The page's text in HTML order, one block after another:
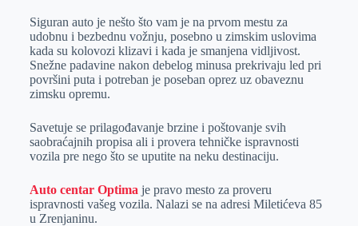
p
Siguran auto je nešto što vam je na prvom mestu za
udobnu i bezbednu vožnju, posebno u zimskim uslovima
kada su kolovozi klizavi i kada je smanjena vidljivost.
Snežne padavine nakon debelog minusa prekrivaju led pri
površini puta i potreban je poseban oprez uz obaveznu
zimsku opremu.
Savetuje se prilagođavanje brzine i poštovanje svih
saobraćajnih propisa ali i provera tehničke ispravnosti
vozila pre nego što se uputite na neku destinaciju.
Auto centar Optima je pravo mesto za proveru
ispravnosti vašeg vozila. Nalazi se na adresi Miletićeva 85
u Zrenjaninu.